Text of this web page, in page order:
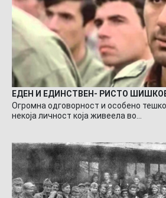
ЕДЕН И ЕДИНСТВЕН- РИСТО
Огромна одговорност и особено
некоја личност која живеела во…